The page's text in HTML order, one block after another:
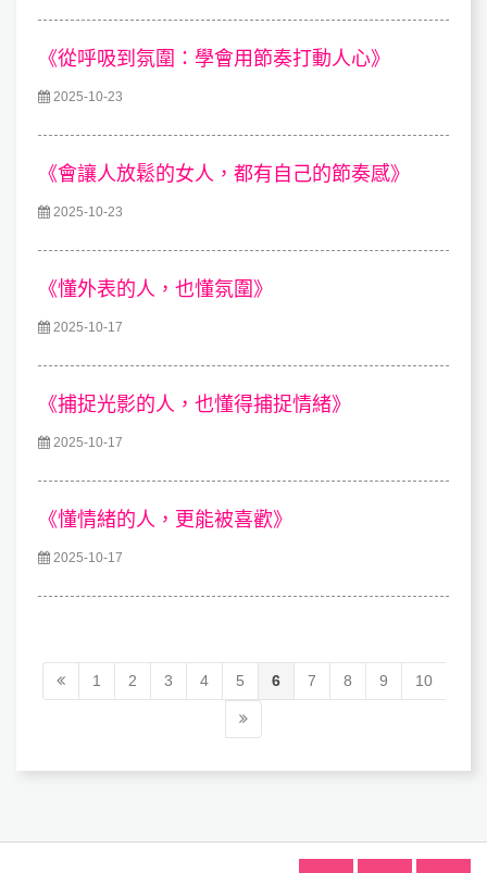
《從呼吸到氛圍：學會用節奏打動人心》
2025-10-23
《會讓人放鬆的女人，都有自己的節奏感》
2025-10-23
《懂外表的人，也懂氛圍》
2025-10-17
《捕捉光影的人，也懂得捕捉情緒》
2025-10-17
《懂情緒的人，更能被喜歡》
2025-10-17
1 2 3 4 5 6 7 8 9 10